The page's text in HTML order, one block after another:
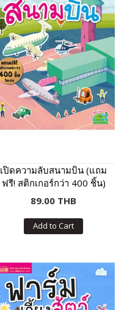
เปิดความลับสนามบิน (แถม
ฟรี! สติกเกอร์กว่า 400 ชิ้น)
89.00 THB
Add to Cart